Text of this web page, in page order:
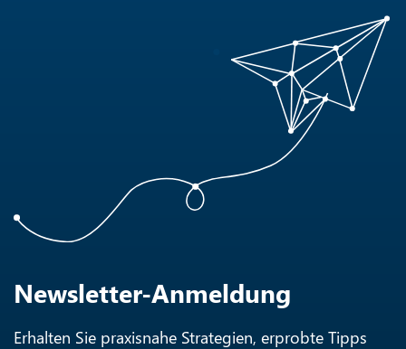
Newsletter-Anmeldung
Erhalten Sie praxisnahe Strategien, erprobte Tipps